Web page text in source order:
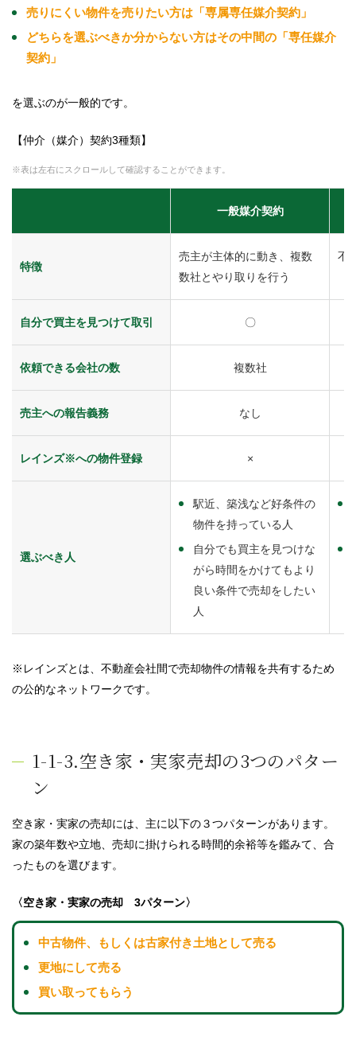
売りにくい物件を売りたい方は「専属専任媒介契約」
どちらを選ぶべきか分からない方はその中間の「専任媒介
契約」
を選ぶのが一般的です。
【仲介（媒介）契約3種類】
※表は左右にスクロールして確認することができます。
一般媒介契約
特徴
売主が主体的に動き、複数
数社とやり取りを行う
不
自分で買主を見つけて取引 〇
依頼できる会社の数 複数社
売主への報告義務 なし
レインズ※への物件登録 ×
選ぶべき人
駅近、築浅など好条件の
物件を持っている人
自分でも買主を見つけな
がら時間をかけてもより
良い条件で売却をしたい
人
※レインズとは、不動産会社間で売却物件の情報を共有するため
の公的なネットワークです。
1-1-3.空き家・実家売却の3つのパター
ン
空き家・実家の売却には、主に以下の３つパターンがあります。
家の築年数や立地、売却に掛けられる時間的余裕等を鑑みて、合
ったものを選びます。
〈空き家・実家の売却 3パターン〉
中古物件、もしくは古家付き土地として売る
更地にして売る
買い取ってもらう